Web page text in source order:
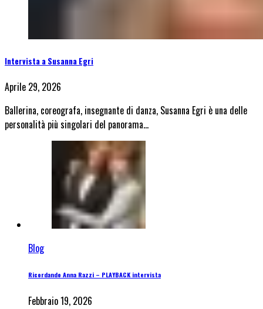
Intervista a Susanna Egri
Aprile 29, 2026
Ballerina, coreografa, insegnante di danza, Susanna Egri è una delle
personalità più singolari del panorama…
Blog
Ricordando Anna Razzi – PLAYBACK intervista
Febbraio 19, 2026